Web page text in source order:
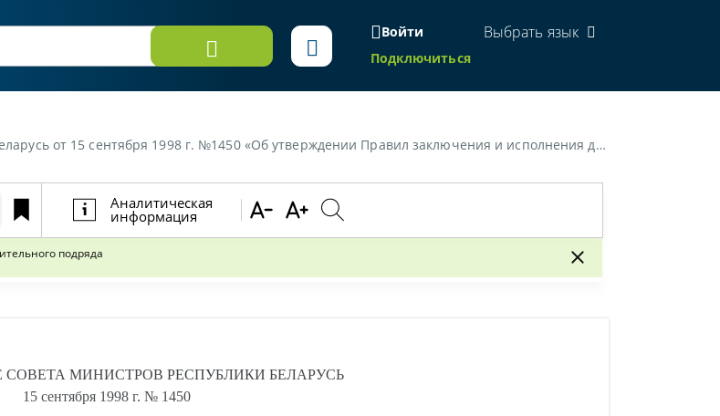
Войти
Подключиться
Выбрать язык
сентября 1998 г. №1450 «Об утверждении Правил заключения и исполнения договоров строительного подряда»
Аналитическая
информация
подряда
СОВЕТА МИНИСТРОВ РЕСПУБЛИКИ БЕЛАРУСЬ
15 сентября 1998 г. № 1450